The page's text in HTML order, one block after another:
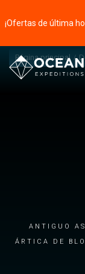
Página principal
Antiguo
ártica de